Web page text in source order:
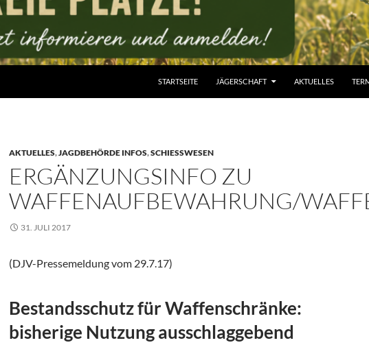
STARTSEITE JÄGERSCHAFT AKTUELLES
AKTUELLES,JAGDBEHÖRDE INFOS,SCHIESSWESEN
ERGÄNZUNGSINFO ZU
WAFFENAUFBEWAHRUNG/
31. JULI 2017
(DJV-Pressemeldung vom 29.7.17)
Bestandsschutz für Waffenschränke:
bisherige Nutzung ausschlaggebend